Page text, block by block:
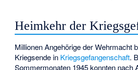
Heimkehr der
Millionen Angehörige der Wehrmacht
Kriegsende in Kriegsgefangenschaft.
Sommermonaten 1945 konnten nach